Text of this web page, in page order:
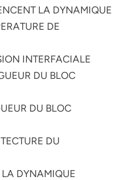
LA DYNAMIQUE
DE
INTERFACIALE
DU BLOC
DU BLOC
DU
LA DYNAMIQUE